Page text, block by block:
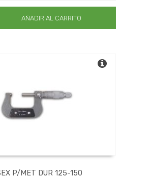
AÑADIR AL CARRITO
P/MET DUR 125-150